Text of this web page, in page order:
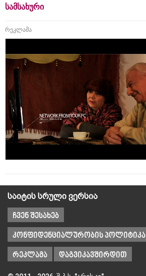
სამსახური
რეკლამა
საიტის სრული ვერსია
ჩვენ შესახებ
კონფიდენციალურობის პოლიტიკა
რეკლამა დაგვიკავშირდით